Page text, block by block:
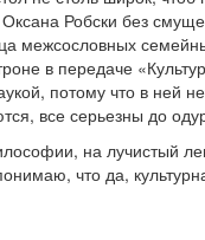
Робски без
межсословных
в передаче
потому что в ней
все серьезны до
на лучистый
что да,